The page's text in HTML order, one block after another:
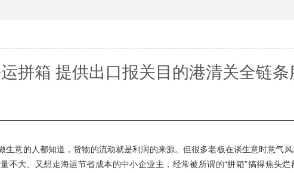
拼箱 提供出口报关目的港清关全链条
生意的人都知道，货物的流动就是利润的来源。但很多老板在谈生意时意气
不大、又想走海运节省成本的中小企业主，经常被所谓的“拼箱”搞得焦头